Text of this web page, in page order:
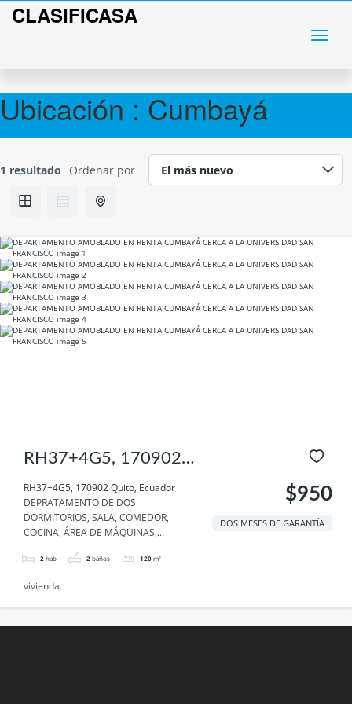
CLASIFICASA
Ubicación : Cumbayá
1 resultado Ordenar por
RH37+4G5, 170902
Quito, Ecuador
RH37+4G5, 170902 Quito, Ecuador
DEPRATAMENTO DE DOS
DORMITORIOS, SALA, COMEDOR,
COCINA, ÁREA DE MÁQUINAS,...
2 hab 2 baños 120 m²
$950
DOS MESES DE GARANTÍA
vivienda